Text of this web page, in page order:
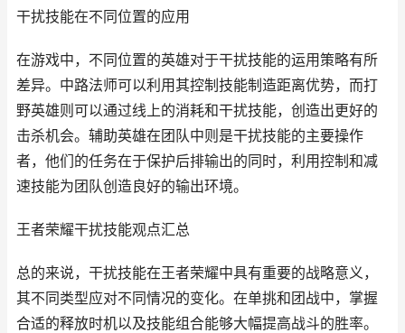
干扰技能在不同位置的应用
在游戏中，不同位置的英雄对于干扰技能的运用策略有所
差异。中路法师可以利用其控制技能制造距离优势，而打
野英雄则可以通过线上的消耗和干扰技能，创造出更好的
击杀机会。辅助英雄在团队中则是干扰技能的主要操作
者，他们的任务在于保护后排输出的同时，利用控制和减
速技能为团队创造良好的输出环境。
王者荣耀干扰技能观点汇总
总的来说，干扰技能在王者荣耀中具有重要的战略意义，
其不同类型应对不同情况的变化。在单挑和团战中，掌握
合适的释放时机以及技能组合能够大幅提高战斗的胜率。